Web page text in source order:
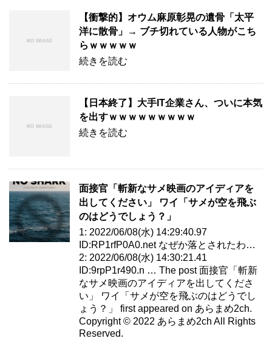
【衝撃的】オウム麻原彰晃の遺骨「太平
洋に散骨」→ ブチ切れている人物がこち
らｗｗｗｗｗ
続きを読む
【日本終了】大手IT企業さん、ついに本気
を出すｗｗｗｗｗｗｗｗｗ
続きを読む
面接官「斬新なサメ映画のアイディアを
出してください」 ワイ「サメが空を飛ぶ
のはどうでしょう？」
1: 2022/06/08(水) 14:29:40.97
ID:RP1rfP0A0.net なぜか落とされたわ…
2: 2022/06/08(水) 14:30:21.41
ID:9rpP1r490.n … The post 面接官「斬新
なサメ映画のアイディアを出してくださ
い」 ワイ「サメが空を飛ぶのはどうでし
ょう？」 first appeared on あらまめ2ch.
Copyright © 2022 あらまめ2ch All Rights
Reserved.